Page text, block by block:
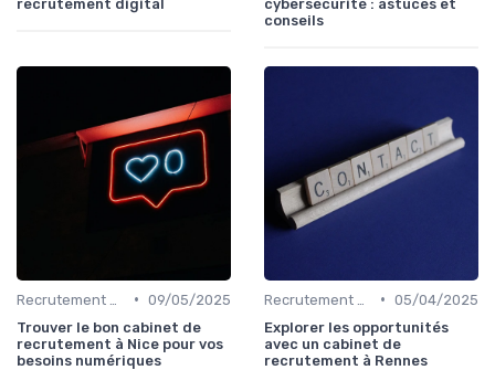
recrutement digital
cybersécurité : astuces et
conseils
• 09/05/2025
Trouver le bon cabinet de
recrutement à Nice pour vos
besoins numériques
• 05/04/2025
Explorer les opportunités
avec un cabinet de
recrutement à Rennes